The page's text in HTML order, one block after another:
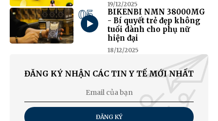
19/12/2025
05
BIKENBI NMN 38000MG
- Bí quyết trẻ đẹp không
tuổi dành cho phụ nữ
hiện đại
18/12/2025
ĐĂNG KÝ NHẬN CÁC TIN Y TẾ MỚI NHẤT
ĐĂNG KÝ